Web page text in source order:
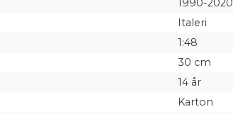
1990-2020
Italeri
1:48
30 cm
14 år
Karton